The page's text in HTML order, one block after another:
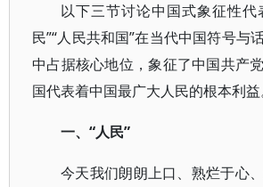
以下三节讨论中国式象征性代
民”“人民共和国”在当代中国符号与
中占据核心地位，象征了中国共产
国代表着中国最广大人民的根本利益
一、“人民”
今天我们朗朗上口、熟烂于心